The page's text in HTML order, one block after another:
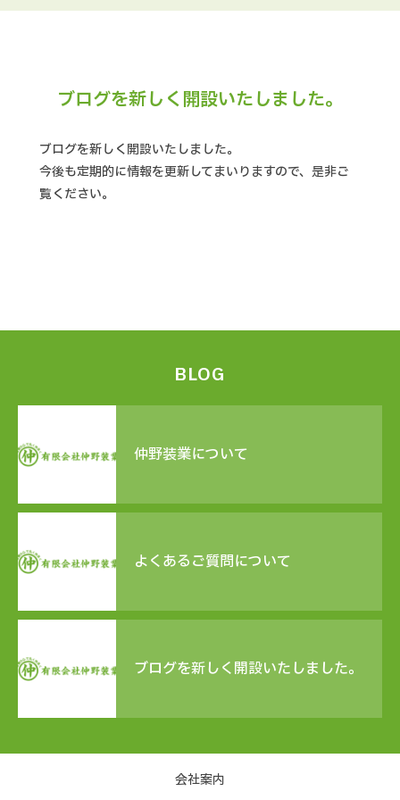
ブログを新しく開設いたしました。
ブログを新しく開設いたしました。
今後も定期的に情報を更新してまいりますので、是非ご
覧ください。
BLOG
仲野装業について
よくあるご質問について
ブログを新しく開設いたしました。
会社案内